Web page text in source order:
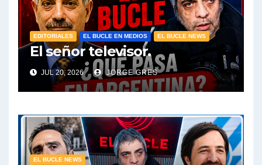
EDITORIALES EL BUCLE EN MEDIOS EL BUCLE NEWS
El señor televisor.
JUL 20, 2026 JORGE GRES
EL BUCLE NEWS